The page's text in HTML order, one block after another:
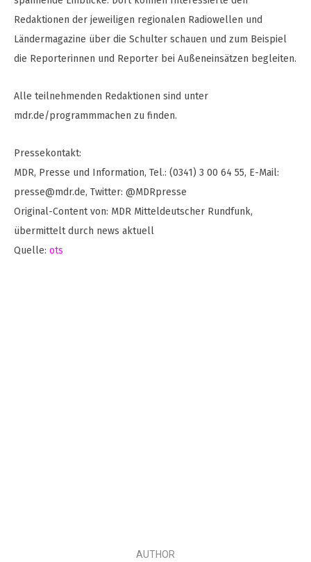
Redaktionen der jeweiligen regionalen Radiowellen und
Ländermagazine über die Schulter schauen und zum Beispiel
die Reporterinnen und Reporter bei Außeneinsätzen begleiten.
Alle teilnehmenden Redaktionen sind unter
mdr.de/programmmachen zu finden.
Pressekontakt:
MDR, Presse und Information, Tel.: (0341) 3 00 64 55, E-Mail:
presse@mdr.de, Twitter: @MDRpresse
Original-Content von: MDR Mitteldeutscher Rundfunk,
übermittelt durch news aktuell
Quelle: ots
AUTHOR